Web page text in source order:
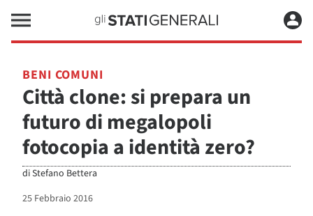
BENI COMUNI
Città clone: si prepara un
futuro di megalopoli
fotocopia a identità zero?
diStefano Bettera
25 Febbraio 2016